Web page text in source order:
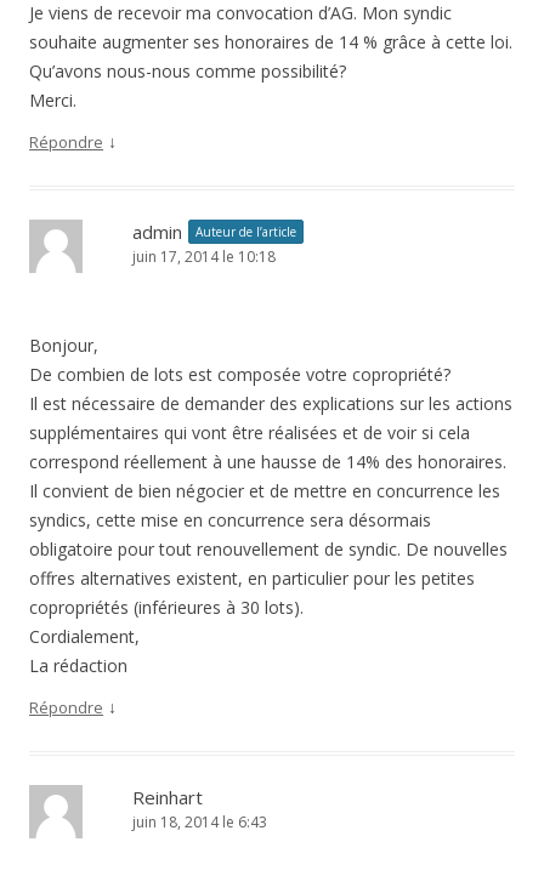
Je viens de recevoir ma convocation d’AG. Mon syndic
souhaite augmenter ses honoraires de 14 % grâce à cette loi.
Qu’avons nous-nous comme possibilité?
Merci.
Répondre ↓
admin Auteur de l’article
juin 17, 2014 le 10:18
Bonjour,
De combien de lots est composée votre copropriété?
Il est nécessaire de demander des explications sur les actions
supplémentaires qui vont être réalisées et de voir si cela
correspond réellement à une hausse de 14% des honoraires.
Il convient de bien négocier et de mettre en concurrence les
syndics, cette mise en concurrence sera désormais
obligatoire pour tout renouvellement de syndic. De nouvelles
offres alternatives existent, en particulier pour les petites
copropriétés (inférieures à 30 lots).
Cordialement,
La rédaction
Répondre ↓
Reinhart
juin 18, 2014 le 6:43